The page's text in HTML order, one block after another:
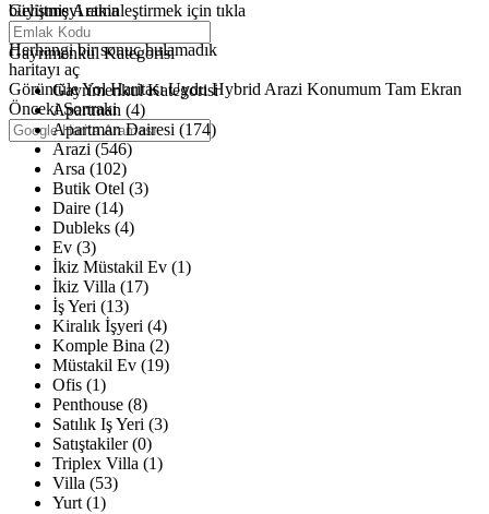
büyütmeyi etkinleştirmek için tıkla
Haritalar yükleniyor
Herhangi bir sonuç bulamadık
haritayı aç
GörüntüleYol Haritası Uydu Hybrid Arazi Konumum Tam Ekran
Önceki Sonraki
Gelişmiş Arama
Gayrimenkul Kategorisi
Gayrimenkul Kategorisi
Apartman (4)
Apartman Dairesi (174)
Arazi (546)
Arsa (102)
Butik Otel (3)
Daire (14)
Dubleks (4)
Ev (3)
İkiz Müstakil Ev (1)
İkiz Villa (17)
İş Yeri (13)
Kiralık İşyeri (4)
Komple Bina (2)
Müstakil Ev (19)
Ofis (1)
Penthouse (8)
Satılık Iş Yeri (3)
Satıştakiler (0)
Triplex Villa (1)
Villa (53)
Yurt (1)